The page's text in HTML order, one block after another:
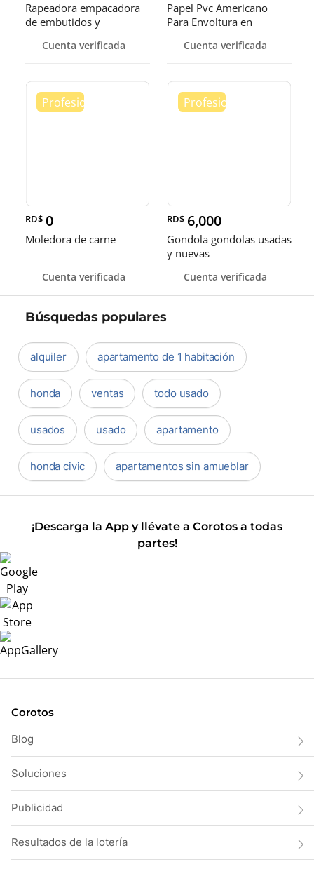
Rapeadora empacadora
de embutidos y
Cuenta verificada
Papel Pvc Americano
Para Envoltura en
pulgadas
Cuenta verificada
RD$ 0
Moledora de carne
Cuenta verificada
RD$ 6,000
Gondola gondolas usadas
y nuevas
Cuenta verificada
Búsquedas populares
alquiler apartamento de 1 habitación
honda ventas todo usado
usados usado apartamento
honda civic apartamentos sin amueblar
¡Descarga la App y llévate a Corotos a todas
partes!
Corotos
Blog
Soluciones
Publicidad
Resultados de la lotería